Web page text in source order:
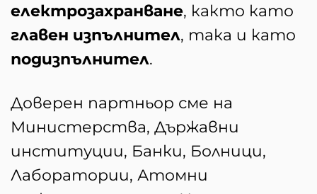
електрозахранване, както като
главен изпълнител, така и като
подизпълнител.
Доверен партньор сме на
Министерства, Държавни
институции, Банки, Болници,
Лаборатории, Атомни